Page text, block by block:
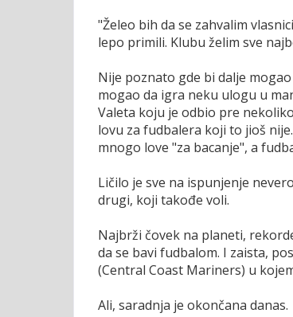
"Želeo bih da se zahvalim
lepo primili. Klubu želim sve
Nije poznato gde bi dalje
mogao da igra neku ulogu u
Valeta koju je odbio pre
lovu za fudbalera koji to jioš
mnogo love "za bacanje", a
Ličilo je sve na ispunjenje
drugi, koji takođe voli.
Najbrži čovek na planeti,
da se bavi fudbalom. I zaista,
(Central Coast Mariners) u
Ali, saradnja je okončana danas.